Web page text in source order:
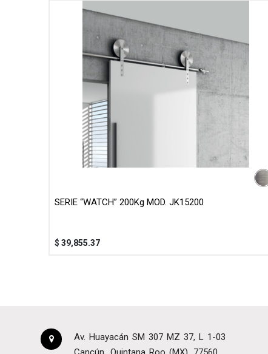
SERIE “WATCH” 200Kg MOD. JK15200
$ 39,855.37
Av. Huayacán SM 307 MZ 37, L 1-03